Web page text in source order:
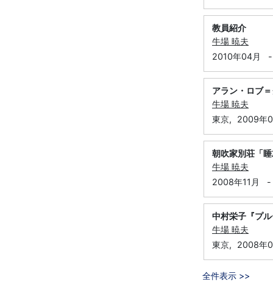
教員紹介
牛場 暁夫
2010年04月
-
アラン・ロブ
牛場 暁夫
東京,
2009年
朝吹家別荘「
牛場 暁夫
2008年11月
-
中村栄子『プ
牛場 暁夫
東京,
2008年
全件表示 >>